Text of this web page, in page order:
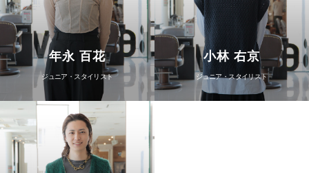
年永 百花
ジュニア・スタイリスト
小林 右京
ジュニア・スタイリスト